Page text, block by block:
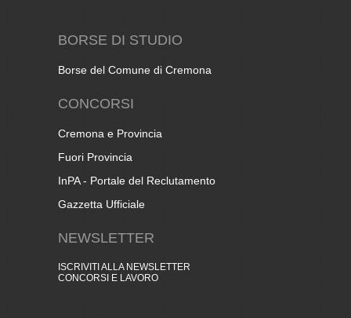
BORSE DI STUDIO
Borse del Comune di Cremona
CONCORSI
Cremona e Provincia
Fuori Provincia
InPA - Portale del Reclutamento
Gazzetta Ufficiale
NEWSLETTER
ISCRIVITI ALLA NEWSLETTER
CONCORSI E LAVORO